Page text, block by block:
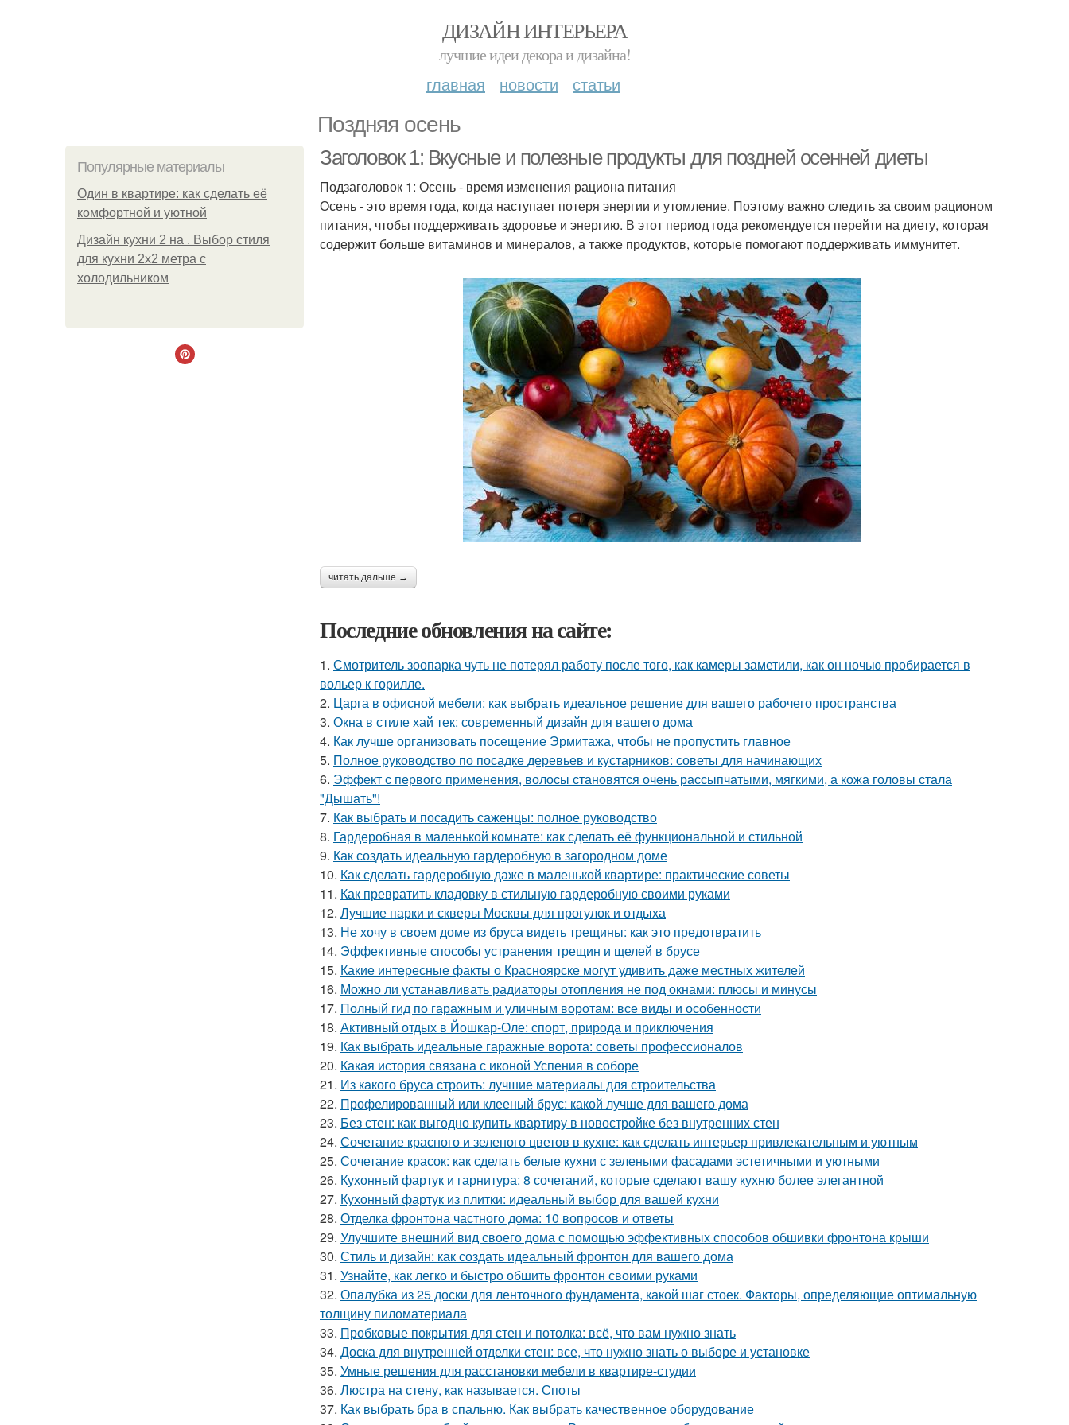
ДИЗАЙН ИНТЕРЬЕРА
лучшие идеи декора и дизайна!
главная новости статьи
Поздняя осень
Популярные материалы
Один в квартире: как сделать её
комфортной и уютной
Дизайн кухни 2 на . Выбор стиля
для кухни 2х2 метра с
холодильником
Заголовок 1: Вкусные и полезные продукты для поздней осенней диеты
Подзаголовок 1: Осень - время изменения рациона питания
Осень - это время года, когда наступает потеря энергии и утомление. Поэтому важно следить за своим рационом
питания, чтобы поддерживать здоровье и энергию. В этот период года рекомендуется перейти на диету, которая
содержит больше витаминов и минералов, а также продуктов, которые помогают поддерживать иммунитет.
читать дальше →
Последние обновления на сайте:
1. Смотритель зоопарка чуть не потерял работу после того, как камеры заметили, как он ночью пробирается в
вольер к горилле.
2. Царга в офисной мебели: как выбрать идеальное решение для вашего рабочего пространства
3. Окна в стиле хай тек: современный дизайн для вашего дома
4. Как лучше организовать посещение Эрмитажа, чтобы не пропустить главное
5. Полное руководство по посадке деревьев и кустарников: советы для начинающих
6. Эффект с первого применения, волосы становятся очень рассыпчатыми, мягкими, а кожа головы стала
"Дышать"!
7. Как выбрать и посадить саженцы: полное руководство
8. Гардеробная в маленькой комнате: как сделать её функциональной и стильной
9. Как создать идеальную гардеробную в загородном доме
10. Как сделать гардеробную даже в маленькой квартире: практические советы
11. Как превратить кладовку в стильную гардеробную своими руками
12. Лучшие парки и скверы Москвы для прогулок и отдыха
13. Не хочу в своем доме из бруса видеть трещины: как это предотвратить
14. Эффективные способы устранения трещин и щелей в брусе
15. Какие интересные факты о Красноярске могут удивить даже местных жителей
16. Можно ли устанавливать радиаторы отопления не под окнами: плюсы и минусы
17. Полный гид по гаражным и уличным воротам: все виды и особенности
18. Активный отдых в Йошкар-Оле: спорт, природа и приключения
19. Как выбрать идеальные гаражные ворота: советы профессионалов
20. Какая история связана с иконой Успения в соборе
21. Из какого бруса строить: лучшие материалы для строительства
22. Профелированный или клееный брус: какой лучше для вашего дома
23. Без стен: как выгодно купить квартиру в новостройке без внутренних стен
24. Сочетание красного и зеленого цветов в кухне: как сделать интерьер привлекательным и уютным
25. Сочетание красок: как сделать белые кухни с зелеными фасадами эстетичными и уютными
26. Кухонный фартук и гарнитура: 8 сочетаний, которые сделают вашу кухню более элегантной
27. Кухонный фартук из плитки: идеальный выбор для вашей кухни
28. Отделка фронтона частного дома: 10 вопросов и ответы
29. Улучшите внешний вид своего дома с помощью эффективных способов обшивки фронтона крыши
30. Стиль и дизайн: как создать идеальный фронтон для вашего дома
31. Узнайте, как легко и быстро обшить фронтон своими руками
32. Опалубка из 25 доски для ленточного фундамента, какой шаг стоек. Факторы, определяющие оптимальную
толщину пиломатериала
33. Пробковые покрытия для стен и потолка: всё, что вам нужно знать
34. Доска для внутренней отделки стен: все, что нужно знать о выборе и установке
35. Умные решения для расстановки мебели в квартире-студии
36. Люстра на стену, как называется. Споты
37. Как выбрать бра в спальню. Как выбрать качественное оборудование